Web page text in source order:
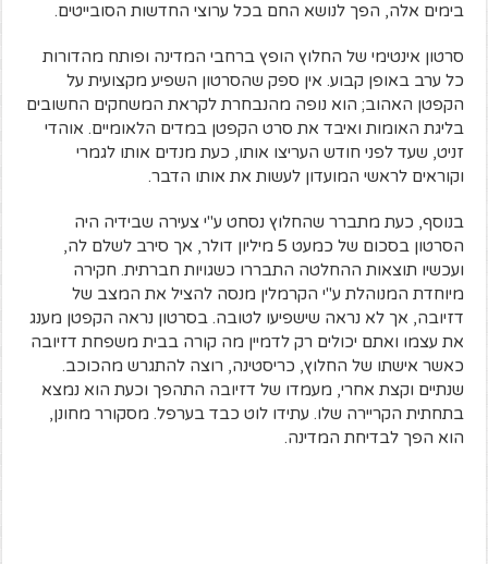
בימים אלה, הפך לנושא החם בכל ערוצי החדשות הסובייטים.
סרטון אינטימי של החלוץ הופץ ברחבי המדינה ופותח מהדורות
כל ערב באופן קבוע. אין ספק שהסרטון השפיע מקצועית על
הקפטן האהוב; הוא נופה מהנבחרת לקראת המשחקים החשובים
בליגת האומות ואיבד את סרט הקפטן במדים הלאומיים. אוהדי
זניט, שעד לפני חודש העריצו אותו, כעת מנדים אותו לגמרי
וקוראים לראשי המועדון לעשות את אותו הדבר.
בנוסף, כעת מתברר שהחלוץ נסחט ע"י צעירה שבידיה היה
הסרטון בסכום של כמעט 5 מיליון דולר, אך סירב לשלם לה,
ועכשיו תוצאות ההחלטה התבררו כשגויות חברתית. חקירה
מיוחדת המנוהלת ע"י הקרמלין מנסה להציל את המצב של
דזיובה, אך לא נראה שישפיעו לטובה. בסרטון נראה הקפטן מענג
את עצמו ואתם יכולים רק לדמיין מה קורה בבית משפחת דזיובה
כאשר אישתו של החלוץ, כריסטינה, רוצה להתגרש מהכוכב.
שנתיים וקצת אחרי, מעמדו של דזיובה התהפך וכעת הוא נמצא
בתחתית הקריירה שלו. עתידו לוט כבד בערפל. מסקורר מחונן,
הוא הפך לבדיחת המדינה.